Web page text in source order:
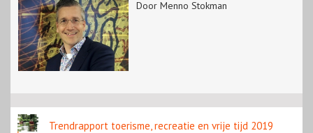
Door Menno Stokman
Trendrapport toerisme, recreatie en vrije tijd 2019